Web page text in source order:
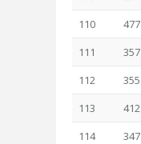
110
477
111
357
112
355
113
412
114
347